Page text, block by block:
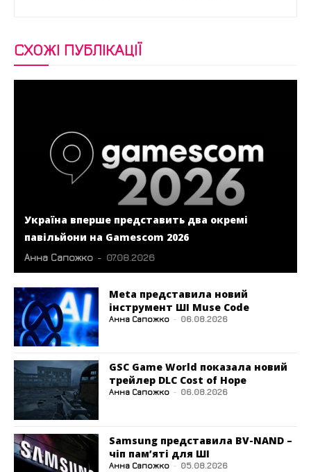
СХОЖІ ПУБЛІКАЦІЇ
Україна вперше представить два окремі
павільйони на Gamescom 2026
Анна Сапожко - 07.08.2026
Meta представила новий
інструмент ШІ Muse Code
Анна Сапожко - 06.08.2026
GSC Game World показала новий
трейлер DLC Cost of Hope
Анна Сапожко - 06.08.2026
Samsung представила BV-NAND –
чіп пам’яті для ШІ
Анна Сапожко - 05.08.2026